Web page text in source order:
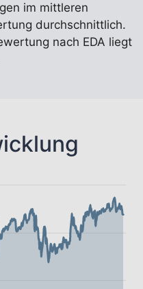
im mittleren
durchschnittlich.
nach EDA liegt